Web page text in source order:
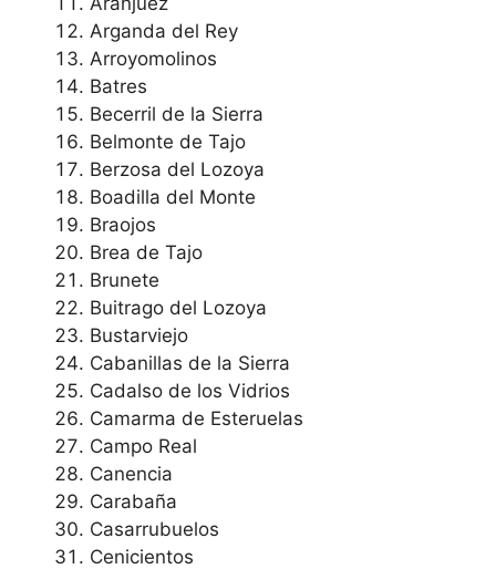
Arganda del Rey
Arroyomolinos
Batres
Becerril de la Sierra
Belmonte de Tajo
Berzosa del Lozoya
Boadilla del Monte
Braojos
Brea de Tajo
Brunete
Buitrago del Lozoya
Bustarviejo
Cabanillas de la Sierra
Cadalso de los Vidrios
Camarma de Esteruelas
Campo Real
Canencia
Carabaña
Casarrubuelos
Cenicientos